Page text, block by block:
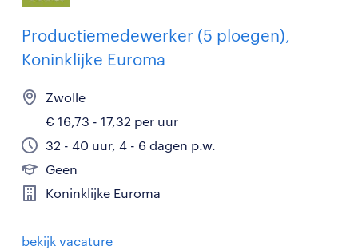
Productiemedewerker (5 ploegen),
Koninklijke Euroma
Zwolle
€ 16,73 - 17,32 per uur
32 - 40 uur, 4 - 6 dagen p.w.
Geen
Koninklijke Euroma
bekijk vacature